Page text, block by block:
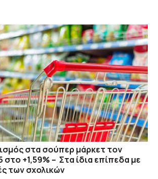
στα σούπερ μάρκετ τον
+1,59% – Στα ίδια επίπεδα με
των σχολικών